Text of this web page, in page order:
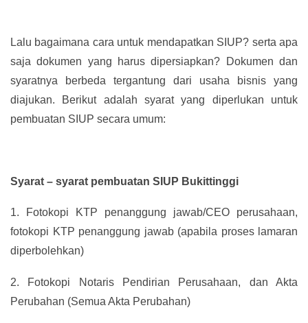
Lalu bagaimana cara untuk mendapatkan SIUP? serta apa
saja dokumen yang harus dipersiapkan? Dokumen dan
syaratnya berbeda tergantung dari usaha bisnis yang
diajukan. Berikut adalah syarat yang diperlukan untuk
pembuatan SIUP secara umum:
Syarat – syarat pembuatan SIUP Bukittinggi
1.
Fotokopi KTP penanggung jawab/CEO perusahaan,
fotokopi KTP penanggung jawab (apabila proses lamaran
diperbolehkan)
2.
Fotokopi Notaris Pendirian Perusahaan, dan Akta
Perubahan (Semua Akta Perubahan)